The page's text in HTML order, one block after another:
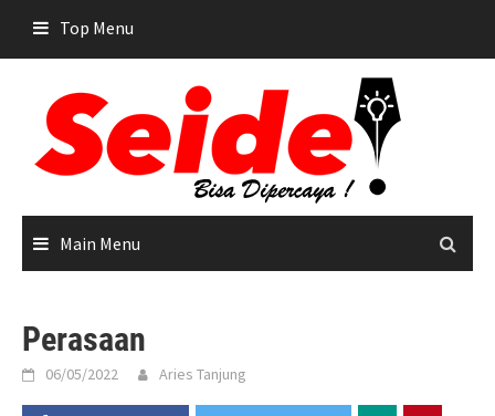
content
Top Menu
Main Menu
Perasaan
06/05/2022 Aries Tanjung